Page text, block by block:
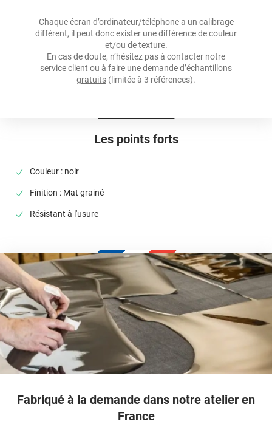
Les points forts
Couleur : noir
Finition : Mat grainé
Résistant à l'usure
Fabriqué à la demande dans notre atelier en
France
+10°C à +25°C
Température D'utilisation
-40°C à +90°C
Type De Pose
Chaque écran d’ordinateur/téléphone a un calibrage
différent, il peut donc exister une différence de couleur
et/ou de texture.
En cas de doute, n’hésitez pas à contacter notre
service client ou à faire une demande d’échantillons
gratuits (limitée à 3 références).